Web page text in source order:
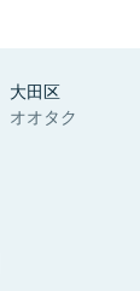
大田区
オオタク